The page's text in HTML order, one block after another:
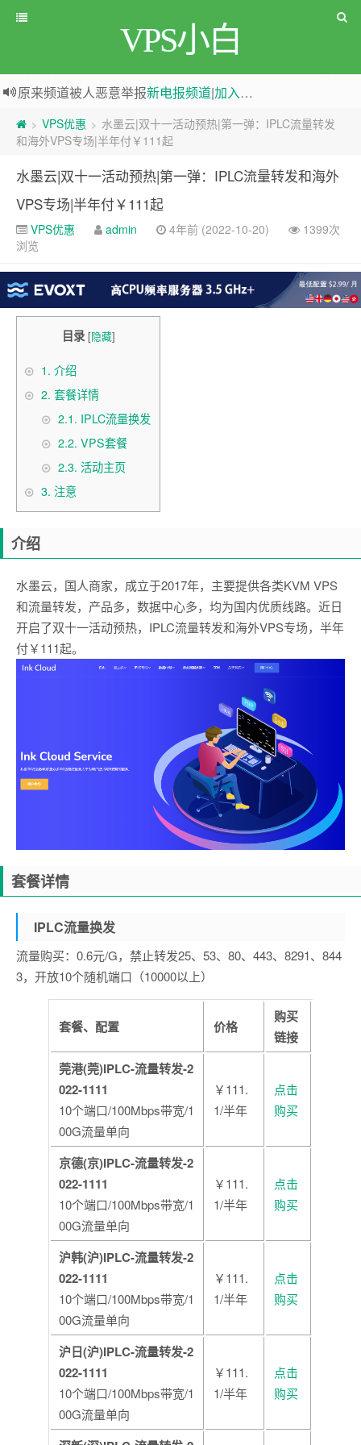
VPS小白
原来频道被人恶意举报新电报频道|加入电报群
greenwebpage|香港|日本|新加坡|美国等多地vps测评|移动直连|1Gbps带宽|年付€29
> VPS优惠 > 水墨云|双十一活动预热|第一弹：IPLC流量转发
和海外VPS专场|半年付￥111起
水墨云|双十一活动预热|第一弹：IPLC流量转发和海外
VPS专场|半年付￥111起
VPS优惠 admin 4年前 (2022-10-20)
1399次
浏览
目录 [隐藏]
1. 介绍
2. 套餐详情
2.1. IPLC流量换发
2.2. VPS套餐
2.3. 活动主页
3. 注意
介绍
水墨云，国人商家，成立于2017年，主要提供各类KVM VPS
和流量转发，产品多，数据中心多，均为国内优质线路。近日
开启了双十一活动预热，IPLC流量转发和海外VPS专场，半年
付￥111起。
套餐详情
IPLC流量换发
流量购买：0.6元/G，禁止转发25、53、80、443、8291、844
3，开放10个随机端口（10000以上）
套餐、配置 价格
购买
链接
莞港(莞)IPLC-流量转发-2
022-1111
10个端口/100Mbps带宽/1
00G流量单向
￥111.
1/半年
点击
购买
京德(京)IPLC-流量转发-2
022-1111
10个端口/100Mbps带宽/1
00G流量单向
￥111.
1/半年
点击
购买
沪韩(沪)IPLC-流量转发-2
022-1111
10个端口/100Mbps带宽/1
00G流量单向
￥111.
1/半年
点击
购买
沪日(沪)IPLC-流量转发-2
022-1111
10个端口/100Mbps带宽/1
00G流量单向
￥111.
1/半年
点击
购买